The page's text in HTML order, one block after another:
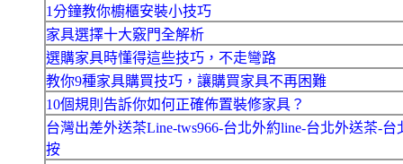
1分鐘教你櫥櫃安裝小技巧
家具選擇十大竅門全解析
選購家具時懂得這些技巧，不走彎路
教你9種家具購買技巧，讓購買家具不再困難
10個規則告訴你如何正確佈置裝修家具？
台灣出差外送茶Line-tws966-台北外約line-台北外送茶-台
按